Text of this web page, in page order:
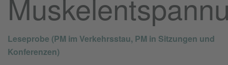
Leseprobe (PM im Verkehrsstau, PM in Sitzungen und
Konferenzen)